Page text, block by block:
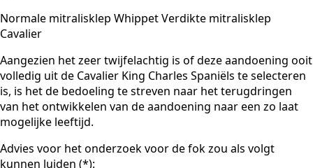
Normale mitralisklep Whippet Verdikte mitralisklep
Cavalier
Aangezien het zeer twijfelachtig is of deze aandoening ooit
volledig uit de Cavalier King Charles Spaniëls te selecteren
is, is het de bedoeling te streven naar het terugdringen
van het ontwikkelen van de aandoening naar een zo laat
mogelijke leeftijd.
Advies voor het onderzoek voor de fok zou als volgt
kunnen luiden (*):